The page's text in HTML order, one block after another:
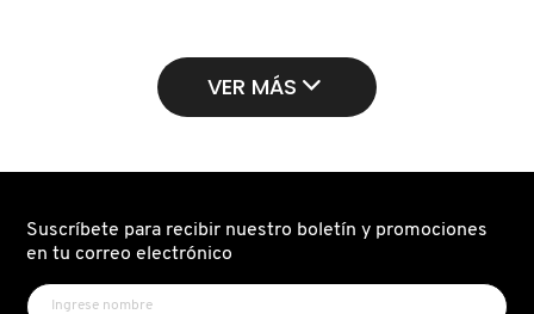
VER MÁS
Suscríbete para recibir nuestro boletín y promociones
en tu correo electrónico